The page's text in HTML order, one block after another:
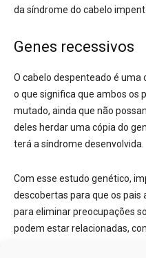
da síndrome do cabelo
Genes recessivos
O cabelo despenteado é uma
o que significa que ambos os
mutado, ainda que não
deles herdar uma cópia do
terá a síndrome desenvolvida.
Com esse estudo genético,
descobertas para que os
para eliminar preocupações
podem estar relacionadas,